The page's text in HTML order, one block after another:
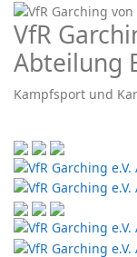
VfR
Abteilung
Kampfsport und